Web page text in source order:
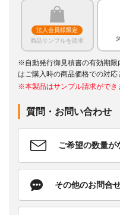
法人会員様限定
商品サンプルを請求
※自動発行御見積書の有効期限
はご購入時の商品価格での対応
※本製品はサンプル請求ができ
質問・お問い合わせ
ご希望の数量が
その他のお問合